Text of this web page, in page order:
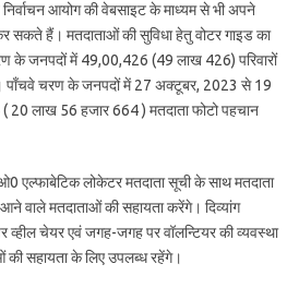
निर्वाचन आयोग की वेबसाइट के माध्यम से भी अपने
सकते हैं। मतदाताओं की सुविधा हेतु वोटर गाइड का
के जनपदों में 49,00,426 (49 लाख 426) परिवारों
पाँचवे चरण के जनपदों में 27 अक्टूबर, 2023 से 19
लाख 56 हजार 664 ) मतदाता फोटो पहचान
एल्फाबेटिक लोकेटर मतदाता सूची के साथ मतदाता
वाले मतदाताओं की सहायता करेंगे। दिव्यांग
व्हील चेयर एवं जगह-जगह पर वॉलन्टियर की व्यवस्था
की सहायता के लिए उपलब्ध रहेंगे।